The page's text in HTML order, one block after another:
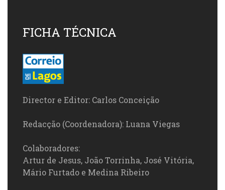
FICHA TÉCNICA
Director e Editor: Carlos Conceição
Redacção (Coordenadora): Luana Viegas
Colaboradores:
Artur de Jesus, João Torrinha, José Vitória,
Mário Furtado e Medina Ribeiro